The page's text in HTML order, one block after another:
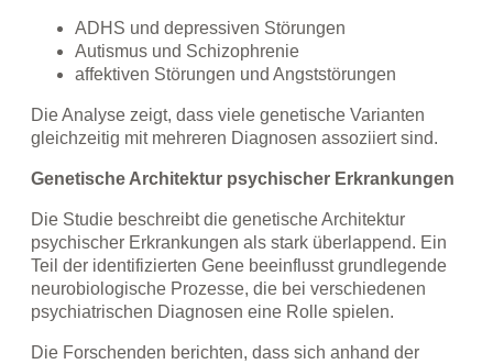
ADHS und depressiven Störungen
Autismus und Schizophrenie
affektiven Störungen und Angststörungen
Die Analyse zeigt, dass viele genetische Varianten
gleichzeitig mit mehreren Diagnosen assoziiert sind.
Genetische Architektur psychischer Erkrankungen
Die Studie beschreibt die genetische Architektur
psychischer Erkrankungen als stark überlappend. Ein
Teil der identifizierten Gene beeinflusst grundlegende
neurobiologische Prozesse, die bei verschiedenen
psychiatrischen Diagnosen eine Rolle spielen.
Die Forschenden berichten, dass sich anhand der